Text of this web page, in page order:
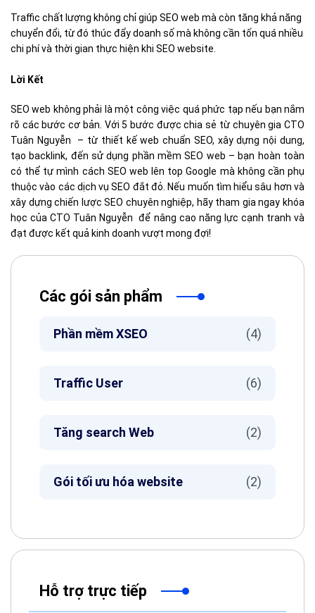
Traffic chất lượng không chỉ giúp SEO web mà còn tăng khả năng
chuyển đổi, từ đó thúc đẩy doanh số mà không cần tốn quá nhiều
chi phí và thời gian thực hiện khi SEO website.
Lời Kết
SEO web không phải là một công việc quá phức tạp nếu bạn nắm
rõ các bước cơ bản. Với 5 bước được chia sẻ từ chuyên gia CTO
Tuân Nguyễn – từ thiết kế web chuẩn SEO, xây dựng nội dung,
tạo backlink, đến sử dụng phần mềm SEO web – bạn hoàn toàn
có thể tự mình cách SEO web lên top Google mà không cần phụ
thuộc vào các dịch vụ SEO đắt đỏ. Nếu muốn tìm hiểu sâu hơn và
xây dựng chiến lược SEO chuyên nghiệp, hãy tham gia ngay khóa
học của CTO Tuân Nguyễn để nâng cao năng lực cạnh tranh và
đạt được kết quả kinh doanh vượt mong đợi!
Các gói sản phẩm
Phần mềm XSEO (4)
Traffic User (6)
Tăng search Web (2)
Gói tối ưu hóa website (2)
Hỗ trợ trực tiếp